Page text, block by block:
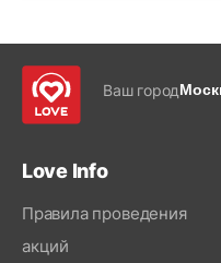
Ваш город
Love Info
Правила проведения
акций